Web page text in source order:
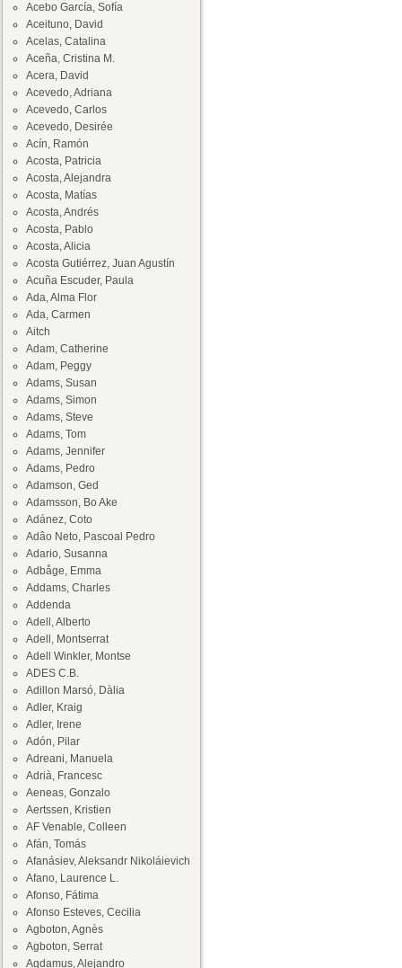
Acebo García, Sofía
Aceituno, David
Acelas, Catalina
Aceña, Cristina M.
Acera, David
Acevedo, Adriana
Acevedo, Carlos
Acevedo, Desirée
Acín, Ramón
Acosta, Patricia
Acosta, Alejandra
Acosta, Matías
Acosta, Andrés
Acosta, Pablo
Acosta, Alicia
Acosta Gutiérrez, Juan Agustín
Acuña Escuder, Paula
Ada, Alma Flor
Ada, Carmen
Aitch
Adam, Catherine
Adam, Peggy
Adams, Susan
Adams, Simon
Adams, Steve
Adams, Tom
Adams, Jennifer
Adams, Pedro
Adamson, Ged
Adamsson, Bo Ake
Adánez, Coto
Adâo Neto, Pascoal Pedro
Adario, Susanna
Adbåge, Emma
Addams, Charles
Addenda
Adell, Alberto
Adell, Montserrat
Adell Winkler, Montse
ADES C.B.
Adillon Marsó, Dàlia
Adler, Kraig
Adler, Irene
Adón, Pilar
Adreani, Manuela
Adrià, Francesc
Aeneas, Gonzalo
Aertssen, Kristien
AF Venable, Colleen
Afán, Tomás
Afanásiev, Aleksandr Nikoláievich
Afano, Laurence L.
Afonso, Fátima
Afonso Esteves, Cecilia
Agboton, Agnès
Agboton, Serrat
Agdamus, Alejandro